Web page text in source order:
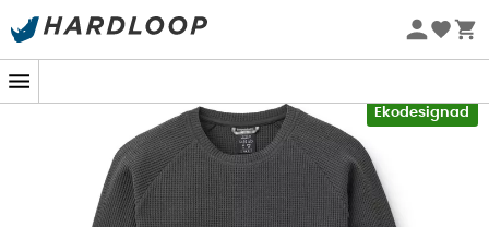
Sommarerbjudanden 🔥 -5 % EXTRA vid köp av 2 produkter*
Ekodesignad